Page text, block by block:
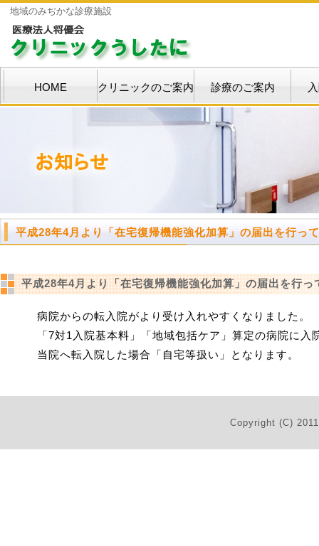
地域のみぢかな診療施設
HOME クリニックのご案内 診療のご案内
平成28年4月より「在宅復帰機能強化加算」の届出を行っ
平成28年4月より「在宅復帰機能強化加算」の届出を行っ
病院からの転入院がより受け入れやすくなりました。
「7対1入院基本料」「地域包括ケア」算定の病院に入
当院へ転入院した場合「自宅等扱い」となります。
Copyright (C)